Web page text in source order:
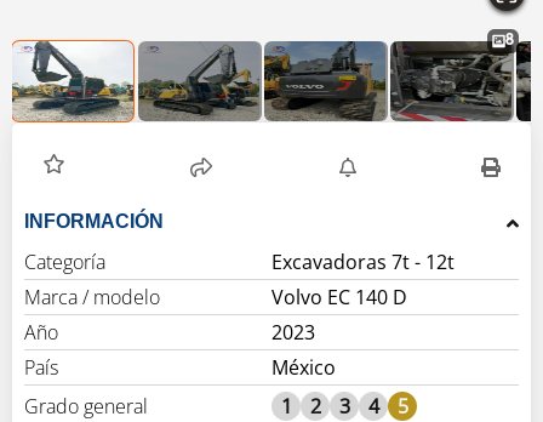
8
INFORMACIÓN
Categoría
Excavadoras 7t - 12t
Marca / modelo
Volvo EC 140 D
Año
2023
País
México
Grado general
1 2 3 4
5